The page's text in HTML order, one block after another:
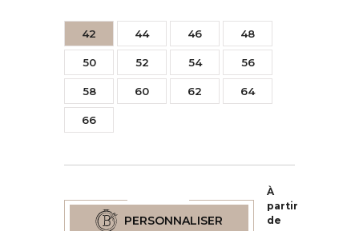
42 44 46 48
50 52 54 56
58 60 62 64
66
PERSONNALISER
À
partir
de